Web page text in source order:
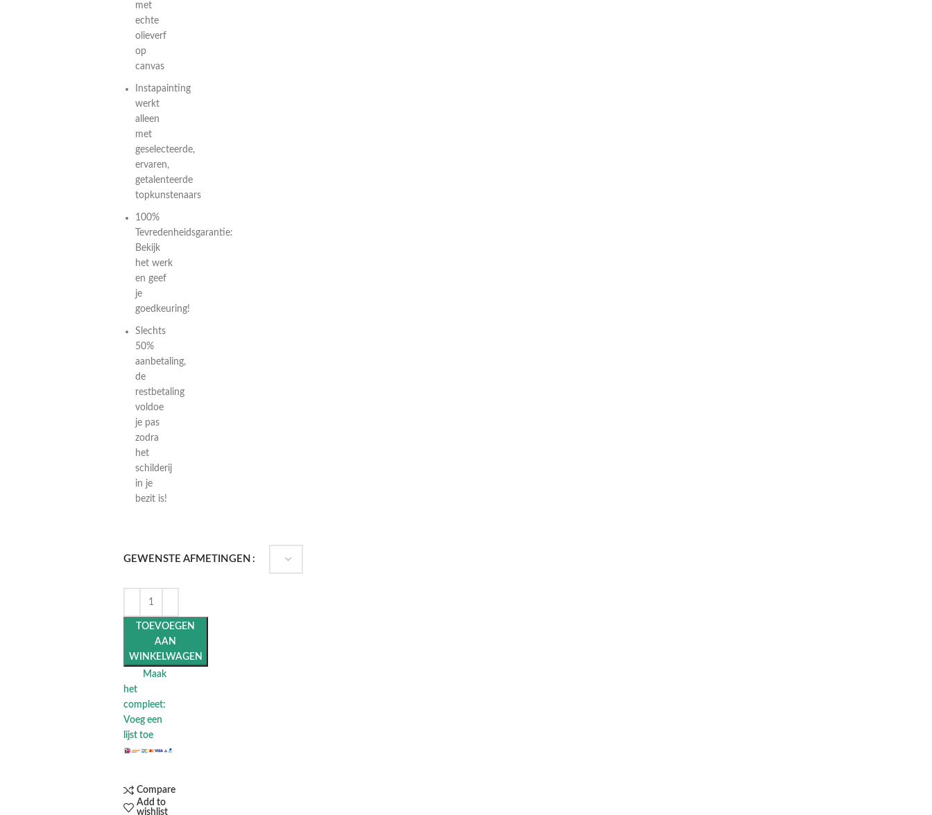
met
echte
olieverf
op
canvas
Instapainting
werkt
alleen
met
geselecteerde,
ervaren,
getalenteerde
topkunstenaars
100%
Tevredenheidsgarantie:
Bekijk
het werk
en geef
je
goedkeuring!
Slechts
50%
aanbetaling,
de
restbetaling
voldoe
je pas
zodra
het
schilderij
in je
bezit is!
GEWENSTE AFMETINGEN
TOEVOEGEN
AAN
WINKELWAGEN
Maak
het
compleet:
Voeg een
lijst toe
Compare
Add to
wishlist